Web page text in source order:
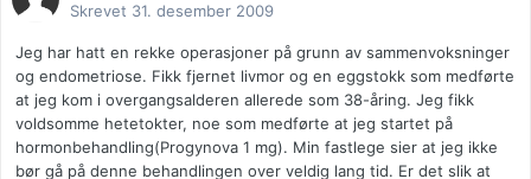
Skrevet 31. desember 2009
Jeg har hatt en rekke operasjoner på grunn av sammenvoksninger
og endometriose. Fikk fjernet livmor og en eggstokk som medførte
at jeg kom i overgangsalderen allerede som 38-åring. Jeg fikk
voldsomme hetetokter, noe som medførte at jeg startet på
hormonbehandling(Progynova 1 mg). Min fastlege sier at jeg ikke
bør gå på denne behandlingen over veldig lang tid. Er det slik at